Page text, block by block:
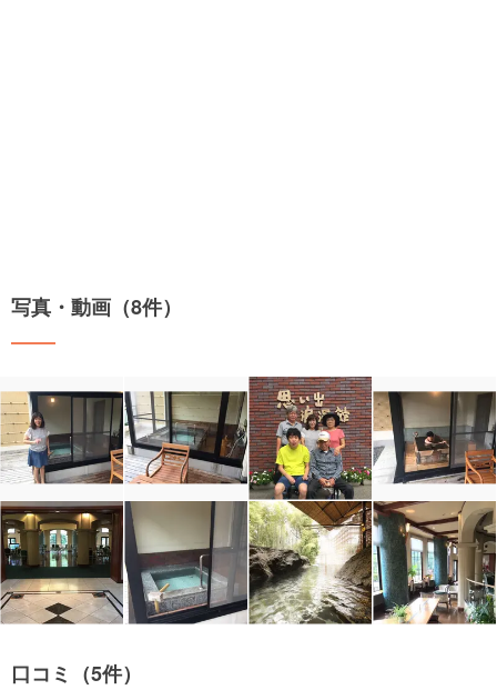
写真・動画（8件）
口コミ（5件）